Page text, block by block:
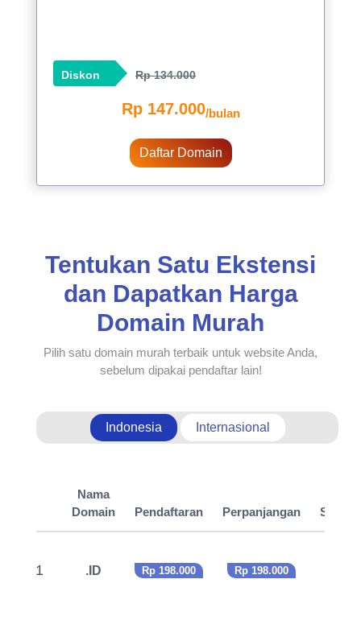
Diskon Rp 134.000
Rp 147.000/bulan
Daftar Domain
Tentukan Satu Ekstensi
dan Dapatkan Harga
Domain Murah
Pilih satu domain murah terbaik untuk website Anda,
sebelum dipakai pendaftar lain!
Indonesia Internasional
Nama
Domain
Pendaftaran Perpanjangan Syarat
1 .ID Rp 198.000 Rp 198.000